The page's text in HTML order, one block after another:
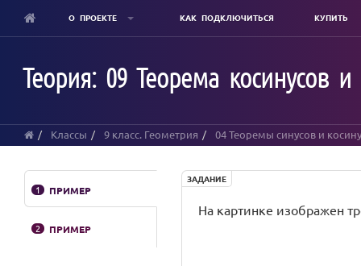
content
О ПРОЕКТЕ КАК ПОДКЛЮЧИТЬСЯ КУПИТЬ
Теория: 09 Теорема косинусов
Классы 9 класс. Геометрия 04 Теоремы синусов и
1 ПРИМЕР
2 ПРИМЕР
ЗАДАНИЕ
На картинке изображен